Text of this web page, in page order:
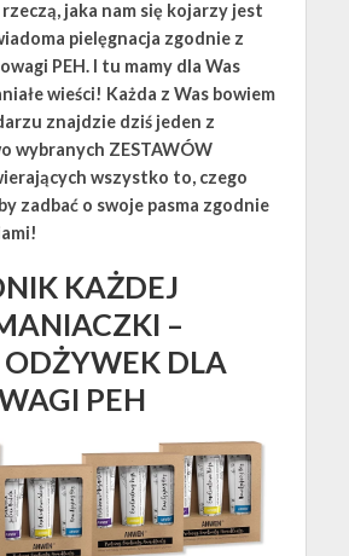
jaka nam się kojarzy jest
pielęgnacja zgodnie z
PEH. I tu mamy dla Was
wieści! Każda z Was bowiem
znajdzie dziś jeden z
wybranych ZESTAWÓW
wszystko to, czego
zadbać o swoje pasma zgodnie
KAŻDEJ
–
ODŻYWEK DLA
PEH